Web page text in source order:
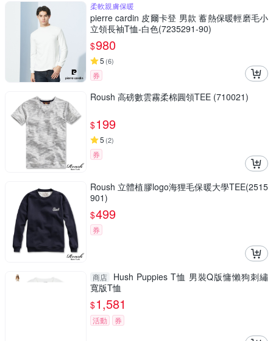
柔軟親膚保暖
pierre cardin 皮爾卡登 男款 蓄熱保暖輕磨毛小
立領長袖T恤-白色(7235291-90)
$980
5 (6)
券
Roush 高磅數雲霧柔棉圓領TEE (710021)
$199
5 (2)
券
Roush 立體植膠logo海狸毛保暖大學TEE(2515
901)
$499
券
商店
Hush Puppies T恤 男裝Q版慵懶狗刺繡
寬版T恤
$1,581
活動 券